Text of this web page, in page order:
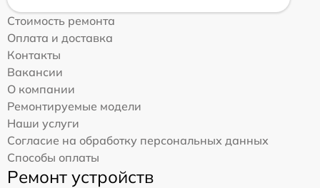
Стоимость ремонта
Оплата и доставка
Контакты
Вакансии
О компании
Ремонтируемые модели
Наши услуги
Согласие на обработку персональных данных
Способы оплаты
Ремонт устройств